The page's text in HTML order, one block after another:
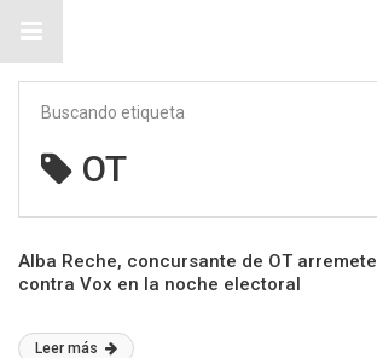
Buscando etiqueta
OT
Alba Reche, concursante de OT arremete
contra Vox en la noche electoral
Leer más